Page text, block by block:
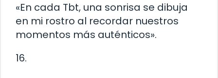
«En cada Tbt, una sonrisa se dibuja
en mi rostro al recordar nuestros
momentos más auténticos».
16.